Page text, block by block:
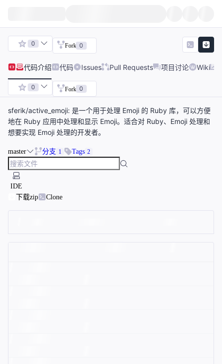
0 Fork 0
代码介绍 代码 Issues Pull Requests 项目讨论 Wiki
0 Fork 0
sferik/active_emoji: 是一个用于处理 Emoji 的 Ruby 库，可以方便
地在 Ruby 应用中处理和显示 Emoji。适合对 Ruby、Emoji 处理和
想要实现 Emoji 处理的开发者。
master 分支 1 Tags 2
IDE
下载zip
Clone